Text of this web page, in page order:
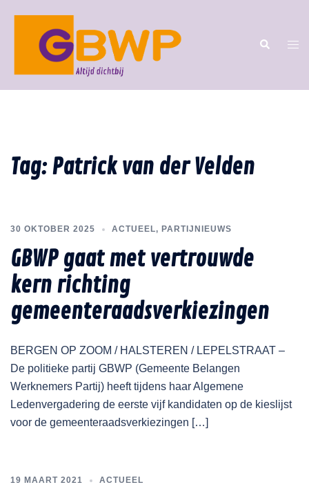
Tag:Patrick van der Velden
30 OKTOBER 2025 ACTUEEL, PARTIJNIEUWS
GBWP gaat met vertrouwde
kern richting
gemeenteraadsverkiezingen
BERGEN OP ZOOM / HALSTEREN / LEPELSTRAAT –
De politieke partij GBWP (Gemeente Belangen
Werknemers Partij) heeft tijdens haar Algemene
Ledenvergadering de eerste vijf kandidaten op de kieslijst
voor de gemeenteraadsverkiezingen […]
19 MAART 2021 ACTUEEL